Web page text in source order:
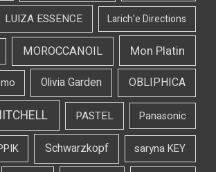
Larich'e Directions
LUIZA ESSENCE
Mon Platin
MOROCCANOIL
OBLIPHICA
Olivia Garden
Panasonic
PASTEL
saryna KEY
Schwarzkopf